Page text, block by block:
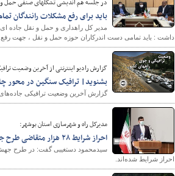
در جلسه هم اندیشی تشکلهای صنفی حمل و
باید برای رفع مشکلات رانندگان
مدیر کل راهداری و حمل و نقل جاده
داشت : باید تمامی دست اندرکاران حوزه حمل و نقل ، جهت رفع
گزارش رادیو اینترنتی از آخرین وضعیت ترافیکی جاده‌ها
بشنوید| ترافیک سنگین در محور
گزارش آخرین وضعیت ترافیکی جاده‌های
مدیرکل راه و شهرسازی استان بوشهر:
احراز شرایط ۲۸ هزار متقاضی طرح جهش مسکن در استان بوشهر
احراز شرایط شده‌اند.